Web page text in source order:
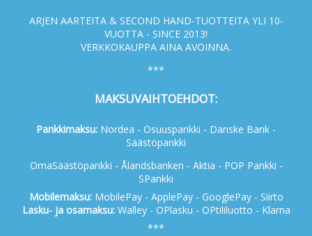
ARJEN AARTEITA & SECOND HAND-TUOTTEITA YLI 10-
VUOTTA - SINCE 2013!
VERKKOKAUPPA AINA AVOINNA.
***
MAKSUVAIHTOEHDOT:
Pankkimaksu: Nordea - Osuuspankki - Danske Bank -
Säästöpankki
OmaSäästöpankki - Ålandsbanken - Aktia - POP Pankki -
SPankki
Mobilemaksu:MobilePay - ApplePay - GooglePay - Siirto
Lasku- ja osamaksu:Walley - OPlasku - OPtililuotto - Klarna
***